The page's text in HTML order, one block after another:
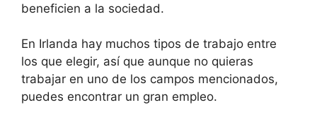
beneficien a la sociedad.
En Irlanda hay muchos tipos de trabajo entre
los que elegir, así que aunque no quieras
trabajar en uno de los campos mencionados,
puedes encontrar un gran empleo.